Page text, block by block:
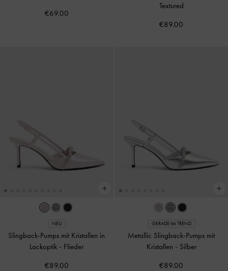
€69.00
Textured
€89.00
NEU
Slingback-Pumps mit Kristallen in
Lackoptik - Flieder
€89.00
GERADE IM TREND
Metallic Slingback-Pumps mit
Kristallen - Silber
€89.00